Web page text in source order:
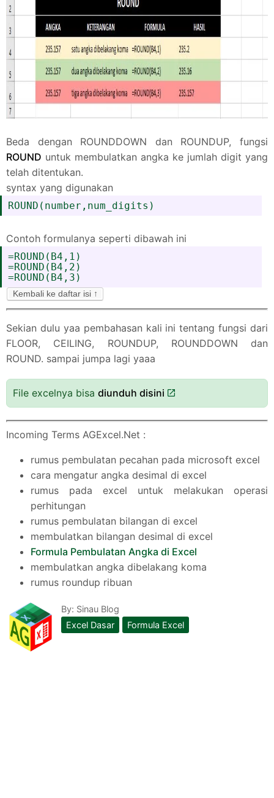
Beda dengan ROUNDDOWN dan ROUNDUP, fungsi
ROUND untuk membulatkan angka ke jumlah digit yang
telah ditentukan.
syntax yang digunakan
ROUND(number,num_digits)
Contoh formulanya seperti dibawah ini
=ROUND(B4,1)
=ROUND(B4,2)
=ROUND(B4,3)
Kembali ke daftar isi ↑
Sekian dulu yaa pembahasan kali ini tentang fungsi dari
FLOOR, CEILING, ROUNDUP, ROUNDDOWN dan
ROUND. sampai jumpa lagi yaaa
File excelnya bisa diunduh disini
Incoming Terms AGExcel.Net :
rumus pembulatan pecahan pada microsoft excel
cara mengatur angka desimal di excel
rumus pada excel untuk melakukan operasi
perhitungan
rumus pembulatan bilangan di excel
membulatkan bilangan desimal di excel
Formula Pembulatan Angka di Excel
membulatkan angka dibelakang koma
rumus roundup ribuan
By: Sinau Blog
Excel Dasar
Formula Excel